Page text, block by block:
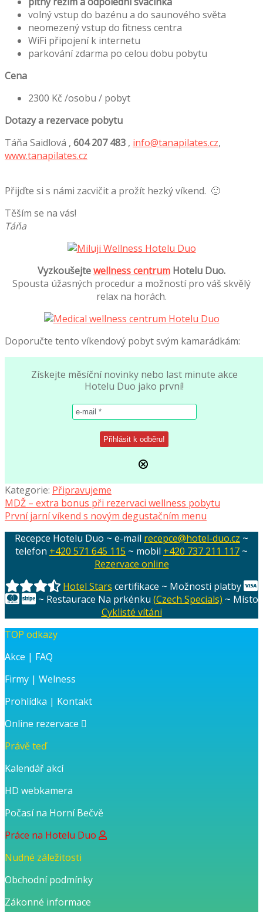
volný vstup do bazénu a do saunového světa
neomezený vstup do fitness centra
WiFi připojení k internetu
parkování zdarma po celou dobu pobytu
Cena
2300 Kč /osobu / pobyt
Dotazy a rezervace pobytu
Táňa Saidlová , 604 207 483 , info@tanapilates.cz,
www.tanapilates.cz
Přijďte si s námi zacvičit a prožít hezký víkend. 🙂
Těším se na vás!
Táňa
Vyzkoušejtewellness centrum Hotelu Duo.
Spousta úžasných procedur a možností pro váš skvělý
relax na horách.
Doporučte tento víkendový pobyt svým kamarádkám:
Získejte měsíční novinky nebo last minute akce
Hotelu Duo jako první!
Kategorie: Připravujeme
Navigace
pro
příspěvek
Předchozí
příspěvek:
MDŽ – extra bonus při rezervaci wellness pobytu
Následující
První jarní víkend s novým degustačním menu
Recepce Hotelu Duo ~ e-mail recepce@hotel-duo.cz ~
telefon +420 571 645 115 ~ mobil +420 737 211 117 ~
Rezervace online
Hotel Stars certifikace ~ Možnosti platby
~ Restaurace Na prkénku (Czech Specials) ~ Místo
Cyklisté vítáni
TOP odkazy
Akce | FAQ
Firmy | Welness
Prohlídka | Kontakt
Online rezervace
Právě teď
Kalendář akcí
HD webkamera
Počasí na Horní Bečvě
Práce na Hotelu Duo
Nudné záležitosti
Obchodní podmínky
Zákonné informace